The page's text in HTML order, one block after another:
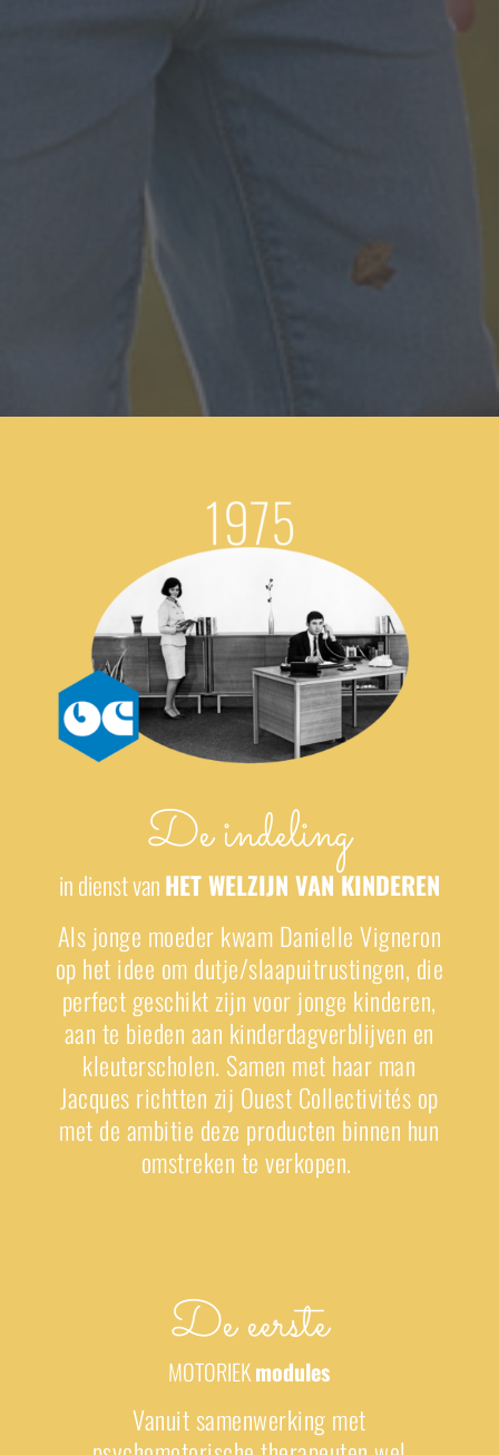
De indeling
in dienst vanHET WELZIJN VAN KINDEREN
Als jonge moeder kwam Danielle Vigneron
op het idee om dutje/slaapuitrustingen, die
perfect geschikt zijn voor jonge kinderen,
aan te bieden aan kinderdagverblijven en
kleuterscholen. Samen met haar man
Jacques richtten zij Ouest Collectivités op
met de ambitie deze producten binnen hun
omstreken te verkopen.
De eerste
MOTORIEKmodules
Vanuit samenwerking met